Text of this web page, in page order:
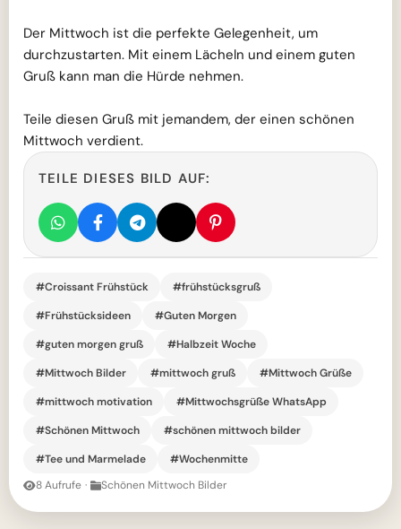
Der Mittwoch ist die perfekte Gelegenheit, um
durchzustarten. Mit einem Lächeln und einem guten
Gruß kann man die Hürde nehmen.
Teile diesen Gruß mit jemandem, der einen schönen
Mittwoch verdient.
TEILE DIESES BILD AUF:
#Croissant Frühstück
#frühstücksgruß
#Frühstücksideen
#Guten Morgen
#guten morgen gruß
#Halbzeit Woche
#Mittwoch Bilder
#mittwoch gruß
#Mittwoch Grüße
#mittwoch motivation
#Mittwochsgrüße WhatsApp
#Schönen Mittwoch
#schönen mittwoch bilder
#Tee und Marmelade
#Wochenmitte
8 Aufrufe · Schönen Mittwoch Bilder